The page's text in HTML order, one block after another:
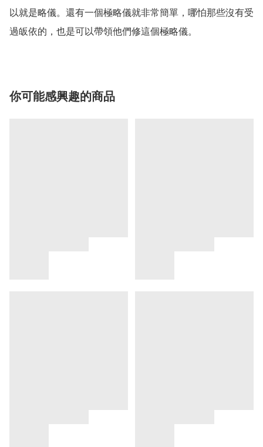
以就是略儀。還有一個極略儀就非常簡單，哪怕那些沒有受
過皈依的，也是可以帶領他們修這個極略儀。
你可能感興趣的商品